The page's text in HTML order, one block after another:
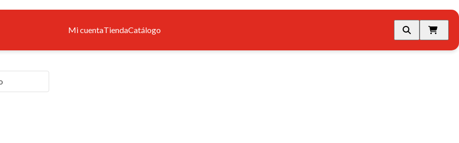
Mi cuentaTiendaCatálogo